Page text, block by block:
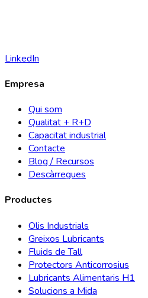
LinkedIn
Empresa
Qui som
Qualitat + R+D
Capacitat industrial
Contacte
Blog / Recursos
Descàrregues
Productes
Olis Industrials
Greixos Lubricants
Fluids de Tall
Protectors Anticorrosius
Lubricants Alimentaris H1
Solucions a Mida